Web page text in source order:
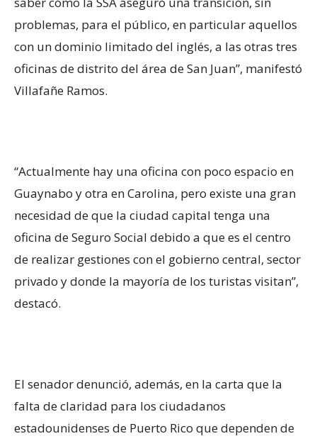
problemas, para el público, en particular aquellos
con un dominio limitado del inglés, a las otras tres
oficinas de distrito del área de San Juan”, manifestó
Villafañe Ramos.
“Actualmente hay una oficina con poco espacio en
Guaynabo y otra en Carolina, pero existe una gran
necesidad de que la ciudad capital tenga una
oficina de Seguro Social debido a que es el centro
de realizar gestiones con el gobierno central, sector
privado y donde la mayoría de los turistas visitan”,
destacó.
El senador denunció, además, en la carta que la
falta de claridad para los ciudadanos
estadounidenses de Puerto Rico que dependen de